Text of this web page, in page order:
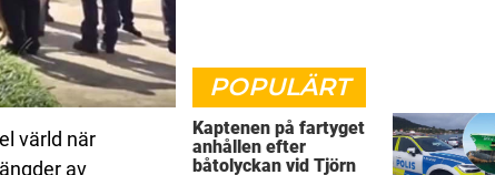
värld när
av
POPULÄRT
Kaptenen på fartyget
anhållen efter
båtolyckan vid Tjörn